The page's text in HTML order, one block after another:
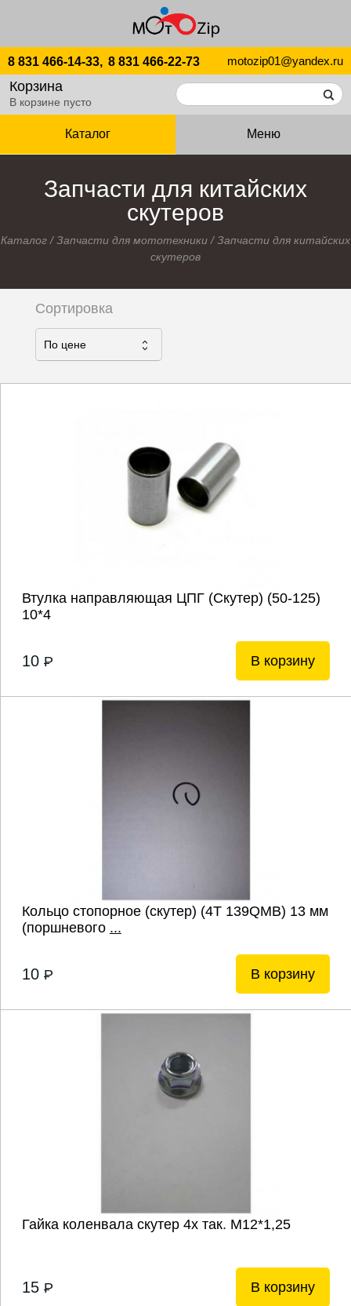
8 831 466-14-33, 8 831 466-22-73 motozip01@yandex.ru
Корзина
В корзине пусто
Каталог Меню
Запчасти для китайских
скутеров
Каталог /Запчасти для мототехники /Запчасти для китайских
скутеров
Сортировка
По ценe
Втулка направляющая ЦПГ (Скутер) (50-125)
10*4
10 P В корзину
Кольцо стопорное (скутер) (4T 139QMB) 13 мм
(поршневого ...
10 P В корзину
Гайка коленвала скутер 4х так. М12*1,25
15 P В корзину